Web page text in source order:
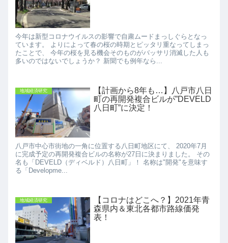
今年は新型コロナウイルスの影響で自粛ムードまっしぐらとなっ
ています。 よりによって春の桜の時期とピッタリ重なってしまっ
たことで、 今年の桜を見る機会そのものがバッサリ消滅した人も
多いのではないでしょうか？ 新聞でも例年なら...
地域経済研究
【計画から8年も…】八戸市八日
町の再開発複合ビルが”DEVELD
八日町”に決定！
八戸市中心市街地の一角に位置する八日町地区にて、 2020年7月
に完成予定の再開発複合ビルの名称が27日に決まりました。 その
名も「DEVELD（ディベルド）八日町」！ 名称は"開発"を意味す
る「Developme...
地域経済研究
【コロナはどこへ？】2021年青
森県内＆東北各都市路線価発
表！